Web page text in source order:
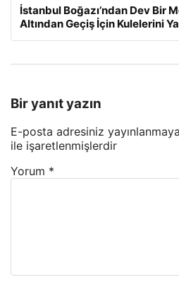
İstanbul Boğazı’ndan Dev Bir
Altından Geçiş İçin Kulelerini
Bir yanıt yazın
E-posta adresiniz
ile işaretlenmişlerdir
Yorum *